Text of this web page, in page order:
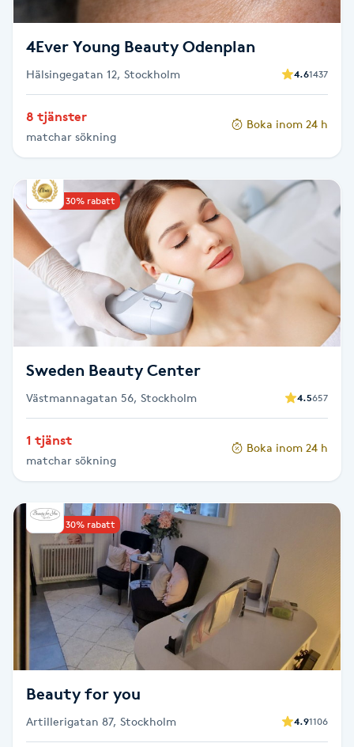
MicroPen
Microshading
Mixfransar
N
Nagelförlängning
Nagelförlängning akryl
Nagelförlängning glasfiber
Nagelförlängning silke
Nagelförstärkning
Nagelklippning
Nagelsvamp
Nageltrång
Nagelvård
Naglar borttagning
4Ever Young Beauty Odenplan
Hälsingegatan 12, Stockholm 4.61437
8 tjänster
matchar sökning
Boka inom 24 h
Upp till 30% rabatt
Sweden Beauty Center
Västmannagatan 56, Stockholm 4.5657
1 tjänst
matchar sökning
Boka inom 24 h
Upp till 30% rabatt
Beauty for you
Artillerigatan 87, Stockholm 4.91106